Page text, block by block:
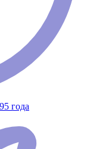
года